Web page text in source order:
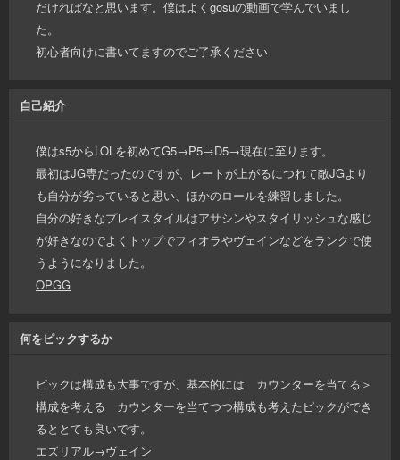
だければなと思います。僕はよくgosuの動画で学んでいまし
た。
初心者向けに書いてますのでご了承ください
自己紹介
僕はs5からLOLを初めてG5→P5→D5→現在に至ります。
最初はJG専だったのですが、レートが上がるにつれて敵JGより
も自分が劣っていると思い、ほかのロールを練習しました。
自分の好きなプレイスタイルはアサシンやスタイリッシュな感じ
が好きなのでよくトップでフィオラやヴェインなどをランクで使
うようになりました。
OPGG
何をピックするか
ピックは構成も大事ですが、基本的には カウンターを当てる＞
構成を考える カウンターを当てつつ構成も考えたピックができ
るととても良いです。
エズリアル→ヴェイン